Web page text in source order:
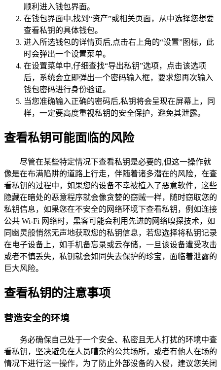
顺利进入钱包界面。
在钱包界面中,找到“资产”或相关页面，从中选择您想要
查看私钥的具体钱包。
进入所选钱包的详情页后,点击右上角的“设置”图标，此
时会弹出一个设置菜单。
在设置菜单中,仔细查找“导出私钥”选项，点击该选项
后，系统会立即弹出一个密码输入框，要求您再次输入
钱包密码进行身份验证。
当您准确输入正确的密码后,私钥将会呈现在屏幕上，同
样，一定要高度重视私钥的安全保护，避免其泄露。
查看私钥可能面临的风险
尽管在某些特定情况下查看私钥是必要的,但这一操作就
像是在布满陷阱的道路上行走，伴随着诸多潜在的风险，在查
看私钥的过程中，如果您的设备不幸被植入了恶意软件，这些
隐藏在暗处的恶意程序就会像贪婪的窃贼一样，随时窃取您的
私钥信息，如果您在不安全的网络环境下查看私钥，例如连接
公共 Wi-Fi 网络时，黑客可能会利用先进的网络嗅探技术，如
同幽灵般悄然无声地获取您的私钥信息，若您选择将私钥记录
在电子设备上，如手机备忘录或云存储，一旦该设备遭受攻击
或者不慎丢失，私钥就会如同失去保护的珍宝，面临着泄露的
巨大风险。
查看私钥的注意事项
营造安全的环境
务必确保自己处于一个安全、私密且无人打扰的环境中查
看私钥，坚决避免在人员嘈杂的公共场所，或者有他人在场的
情况下进行这一操作，为了防止外部设备的入侵，建议您关闭